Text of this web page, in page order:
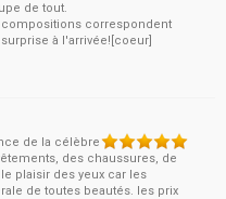
de tout.
correspondent
à l'arrivée![coeur]
de la célèbre
des chaussures, de
plaisir des yeux car les
de toutes beautés. les prix